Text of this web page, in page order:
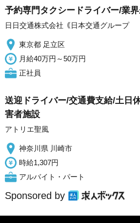
予約専門タクシードライバー/業
日日交通株式会社｟日本交通グループ
東京都 足立区
月給40万円～50万円
正社員
送迎ドライバー/交通費支給/土日
害者施設
アトリエ聖風
神奈川県 川崎市
時給1,307円
アルバイト・パート
Sponsored by